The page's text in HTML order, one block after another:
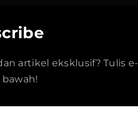
artikel eksklusif? Tulis e-